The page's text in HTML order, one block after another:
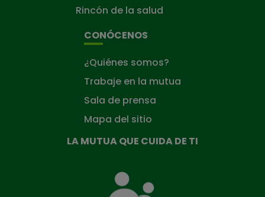
Rincón de la salud
CONÓCENOS
¿Quiénes somos?
Trabaje en la mutua
Sala de prensa
Mapa del sitio
LA MUTUA QUE CUIDA DE TI
Mutua
que